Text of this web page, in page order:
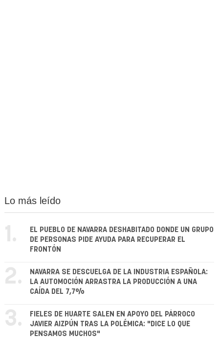
Lo más leído
1.
EL PUEBLO DE NAVARRA DESHABITADO DONDE UN GRUPO
DE PERSONAS PIDE AYUDA PARA RECUPERAR EL
FRONTÓN
2.
NAVARRA SE DESCUELGA DE LA INDUSTRIA ESPAÑOLA:
LA AUTOMOCIÓN ARRASTRA LA PRODUCCIÓN A UNA
CAÍDA DEL 7,7%
3.
FIELES DE HUARTE SALEN EN APOYO DEL PÁRROCO
JAVIER AIZPÚN TRAS LA POLÉMICA: "DICE LO QUE
PENSAMOS MUCHOS"